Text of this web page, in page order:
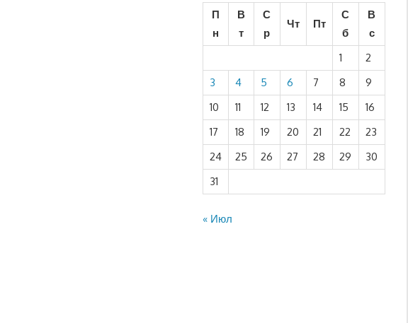
П
н
В
т
С
р
Чт Пт
С
б
В
с
1
2
3
4 5 6 7 8
9
10
11 12 13 14 15
16
17
18 19 20 21 22
23
24
25 26 27 28 29
30
31
« Июл